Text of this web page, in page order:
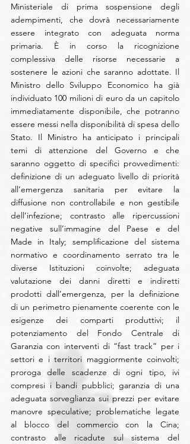
Ministeriale di prima sospensione degli
adempimenti, che dovrà necessariamente
essere integrato con adeguata norma
primaria. È in corso la ricognizione
complessiva delle risorse necessarie a
sostenere le azioni che saranno adottate. Il
Ministro dello Sviluppo Economico ha già
individuato 100 milioni di euro da un capitolo
immediatamente disponibile, che potranno
essere messi nella disponibilità di spesa dello
Stato. Il Ministro ha anticipato i principali
temi di attenzione del Governo e che
saranno oggetto di specifici provvedimenti:
definizione di un adeguato livello di priorità
all’emergenza sanitaria per evitare la
diffusione non controllabile e non gestibile
dell’infezione; contrasto alle ripercussioni
negative sull’immagine del Paese e del
Made in Italy; semplificazione del sistema
normativo e coordinamento serrato tra le
diverse Istituzioni coinvolte; adeguata
valutazione dei danni diretti e indiretti
prodotti dall’emergenza, per la definizione
di un perimetro pienamente coerente con le
esigenze dei comparti produttivi; il
potenziamento del Fondo Centrale di
Garanzia con interventi di “fast track” per i
settori e i territori maggiormente coinvolti;
proroga delle scadenze di ogni tipo, ivi
compresi i bandi pubblici; garanzia di una
adeguata sorveglianza sui prezzi per evitare
manovre speculative; problematiche legate
al blocco del commercio con la Cina;
contrasto alle ricadute sul sistema del